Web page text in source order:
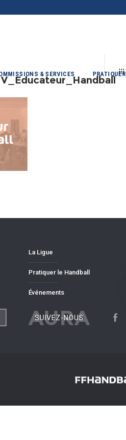
& SERVICES PRATIQUER
La Ligue
Pratiquer le Handball
Événements
AURA
SUIVEZ-NOUS